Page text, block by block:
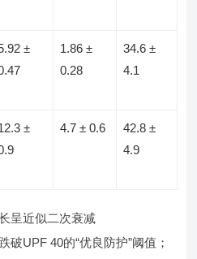
±
1.86 ±
0.28
34.6 ±
4.1
±
4.7 ± 0.6
42.8 ±
4.9
呈近似二次衰减
破UPF 40的“优良防护”阈值；